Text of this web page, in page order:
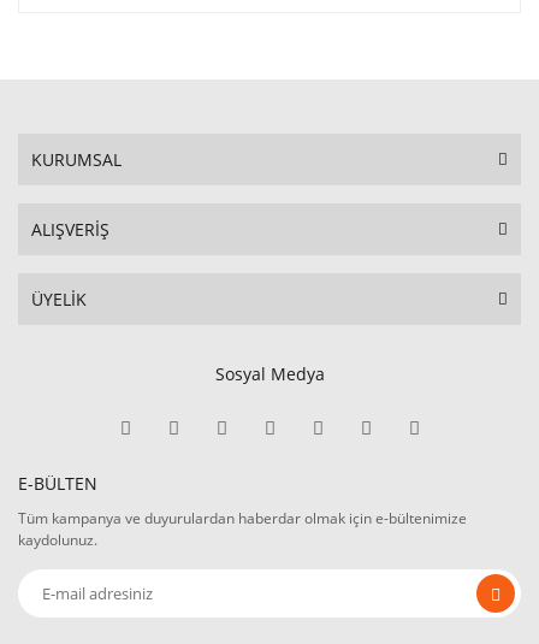
KURUMSAL
ALIŞVERİŞ
ÜYELİK
Sosyal Medya
E-BÜLTEN
Tüm kampanya ve duyurulardan haberdar olmak için e-bültenimize
kaydolunuz.